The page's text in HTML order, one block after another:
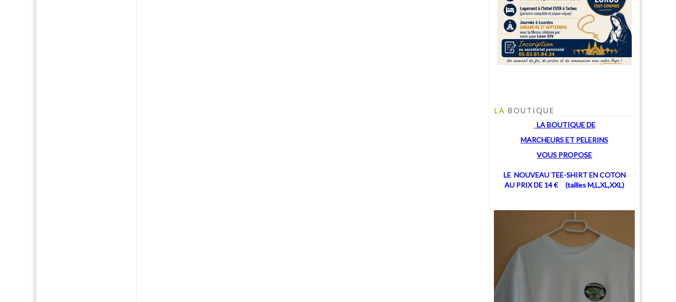
LA BOUTIQUE
LA BOUTIQUEDE
MARCHEURS ET PELERINS
VOUS PROPOSE
LE NOUVEAU TEE-SHIRT EN COTON
AU PRIX DE 14 € (tailles M,L,XL,XXL)